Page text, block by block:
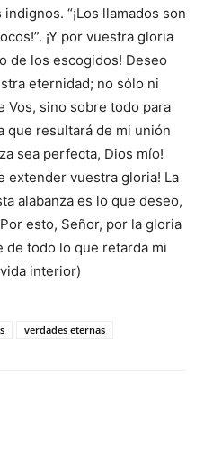
“¡Los llamados son
¡Y por vuestra gloria
de los escogidos! Deseo
eternidad; no sólo ni
Vos, sino sobre todo para
que resultará de mi unión
sea perfecta, Dios mío!
extender vuestra gloria! La
alabanza es lo que deseo,
esto, Señor, por la gloria
todo lo que retarda mi
interior)
verdades eternas